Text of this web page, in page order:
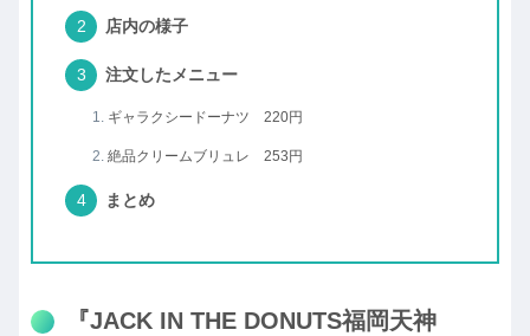
店内の様子
注文したメニュー
ギャラクシードーナツ 220円
絶品クリームブリュレ 253円
まとめ
『JACK IN THE DONUTS福岡天神